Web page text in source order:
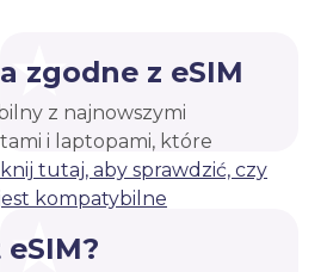
zgodne z eSIM
z najnowszymi
i laptopami, które
tutaj, aby sprawdzić, czy
kompatybilne